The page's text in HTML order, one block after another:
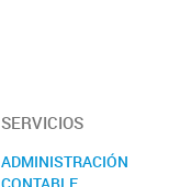
SERVICIOS
ADMINISTRACIÓN
CONTABLE